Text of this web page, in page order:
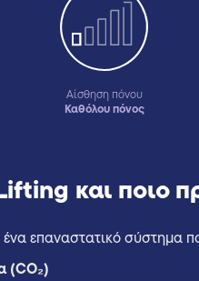
Αίσθηση πόνου
Καθόλου πόνος
και ποιο
επαναστατικό σύστημα
(CO₂)